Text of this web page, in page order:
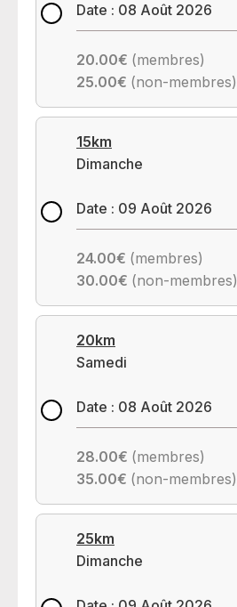
Date : 08 Août 2026
20.00€ (membres)
25.00€ (non-membres)
15km
Dimanche
Date : 09 Août 2026
24.00€ (membres)
30.00€ (non-membres)
20km
Samedi
Date : 08 Août 2026
28.00€ (membres)
35.00€ (non-membres)
25km
Dimanche